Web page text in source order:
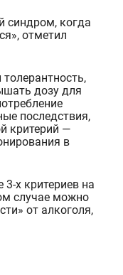
синдром, когда
отметил
дозу для
последствия,
критерий —
в
3-х критериев на
случае можно
от алкоголя,